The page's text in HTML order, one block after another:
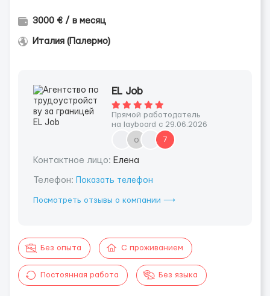
3000 € / в месяц
Италия (Палермо)
EL Job
Прямой работодатель
на layboard с 29.06.2026
о 7
Контактное лицо: Елена
Телефон: Показать телефон
Посмотреть отзывы о компании ⟶
Без опыта С проживанием
Постоянная работа Без языка